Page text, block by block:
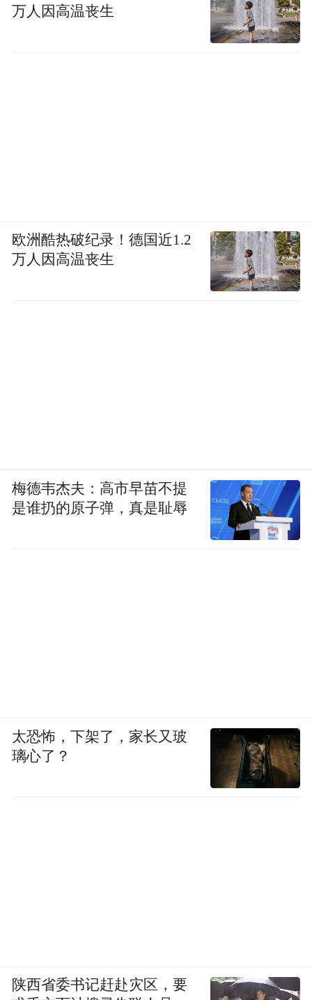
万人因高温丧生
欧洲酷热破纪录！德国近1.2
万人因高温丧生
梅德韦杰夫：高市早苗不提
是谁扔的原子弹，真是耻辱
太恐怖，下架了，家长又玻
璃心了？
陕西省委书记赶赴灾区，要